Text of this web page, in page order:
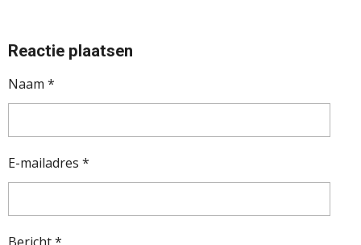
Reactie plaatsen
Naam *
E-mailadres *